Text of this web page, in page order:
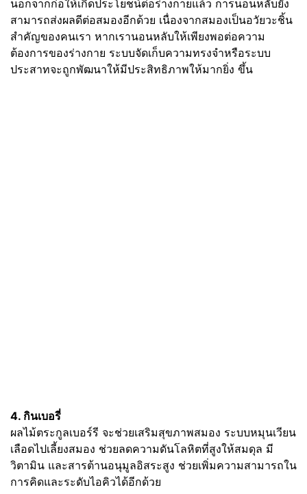
นอกจากก่อให้เกิดประโยชน์ต่อร่างกายแล้ว การนอนหลับยัง
สามารถส่งผลดีต่อสมองอีกด้วย เนื่องจากสมองเป็นอวัยวะชิ้น
สำคัญของคนเรา หากเรานอนหลับให้เพียงพอต่อความ
ต้องการของร่างกาย ระบบจัดเก็บความทรงจำหรือระบบ
ประสาทจะถูกพัฒนาให้มีประสิทธิภาพให้มากยิ่ง ขึ้น
4. กินเบอรี่
ผลไม้ตระกูลเบอร์รี จะช่วยเสริมสุขภาพสมอง ระบบหมุนเวียน
เลือดไปเลี้ยงสมอง ช่วยลดความดันโลหิตที่สูงให้สมดุล มี
วิตามิน และสารต้านอนุมูลอิสระสูง ช่วยเพิ่มความสามารถใน
การคิดและระดับไอคิวได้อีกด้วย